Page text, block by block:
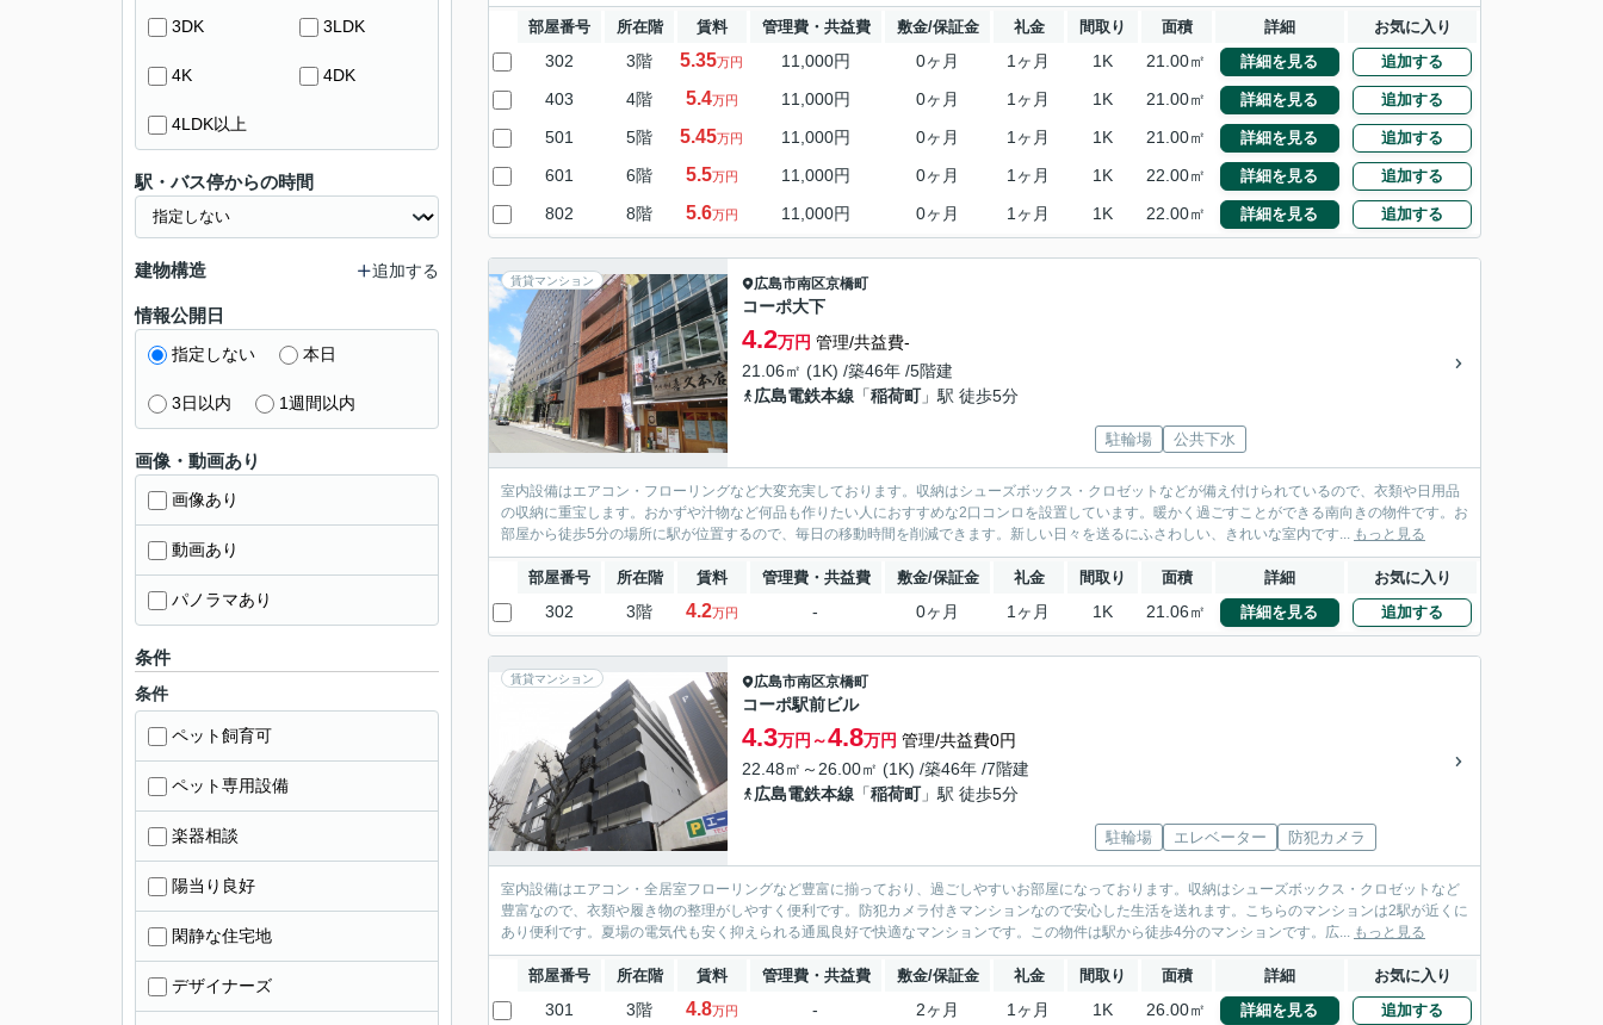
部屋番号 所在階 賃料 管理費・共益費 敷金/保証金 礼金 間取り 面積 詳細 お気に入り
302 3階 5.35万円 11,000円 0ヶ月 1ヶ月 1K 21.00㎡ 詳細を見る 追加する
403 4階 5.4万円 11,000円 0ヶ月 1ヶ月 1K 21.00㎡ 詳細を見る 追加する
501 5階 5.45万円 11,000円 0ヶ月 1ヶ月 1K 21.00㎡ 詳細を見る 追加する
601 6階 5.5万円 11,000円 0ヶ月 1ヶ月 1K 22.00㎡ 詳細を見る 追加する
802 8階 5.6万円 11,000円 0ヶ月 1ヶ月 1K 22.00㎡ 詳細を見る 追加する
賃貸マンション 広島市南区京橋町
コーポ大下
4.2万円 管理/共益費-
21.06㎡ (1K) /築46年 /5階建
広島電鉄本線 「稲荷町」駅 徒歩5分
駐輪場 公共下水
室内設備はエアコン・フローリングなど大変充実しております。収納はシューズボックス・クロゼットなどが備え付けられているので、衣類や日用品
の収納に重宝します。おかずや汁物など何品も作りたい人におすすめな2口コンロを設置しています。暖かく過ごすことができる南向きの物件です。お
部屋から徒歩5分の場所に駅が位置するので、毎日の移動時間を削減できます。新しい日々を送るにふさわしい、きれいな室内です... もっと見る
部屋番号 所在階 賃料 管理費・共益費 敷金/保証金 礼金 間取り 面積 詳細 お気に入り
302 3階 4.2万円 - 0ヶ月 1ヶ月 1K 21.06㎡ 詳細を見る 追加する
賃貸マンション 広島市南区京橋町
コーポ駅前ビル
4.3万円～4.8万円 管理/共益費0円
22.48㎡～26.00㎡ (1K) /築46年 /7階建
広島電鉄本線 「稲荷町」駅 徒歩5分
駐輪場 エレベーター 防犯カメラ
室内設備はエアコン・全居室フローリングなど豊富に揃っており、過ごしやすいお部屋になっております。収納はシューズボックス・クロゼットなど
豊富なので、衣類や履き物の整理がしやすく便利です。防犯カメラ付きマンションなので安心した生活を送れます。こちらのマンションは2駅が近くに
あり便利です。夏場の電気代も安く抑えられる通風良好で快適なマンションです。この物件は駅から徒歩4分のマンションです。広... もっと見る
部屋番号 所在階 賃料 管理費・共益費 敷金/保証金 礼金 間取り 面積 詳細 お気に入り
301 3階 4.8万円 - 2ヶ月 1ヶ月 1K 26.00㎡ 詳細を見る 追加する
3DK 3LDK
4K 4DK
4LDK以上
駅・バス停からの時間
建物構造 追加する
情報公開日
指定しない 本日
3日以内 1週間以内
画像・動画あり
画像あり
動画あり
パノラマあり
条件
条件
ペット飼育可
ペット専用設備
楽器相談
陽当り良好
閑静な住宅地
デザイナーズ